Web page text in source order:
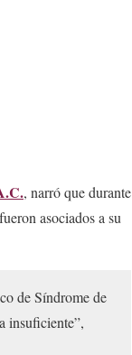
, narró que durante
asociados a su
de Síndrome de
insuficiente”,